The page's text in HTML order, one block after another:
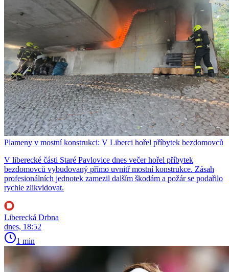
Plameny v mostní konstrukci: V Liberci hořel příbytek bezdomovců
V liberecké části Staré Pavlovice dnes večer hořel příbytek
bezdomovců vybudovaný přímo uvnitř mostní konstrukce. Zásah
profesionálních jednotek zamezil dalším škodám a požár se podařilo
rychle zlikvidovat.
Liberecká Drbna
dnes, 18:52
1 min